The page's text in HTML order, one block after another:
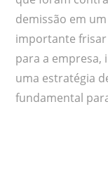
demissão em
importante frisar
para a empresa,
uma estratégia
fundamental